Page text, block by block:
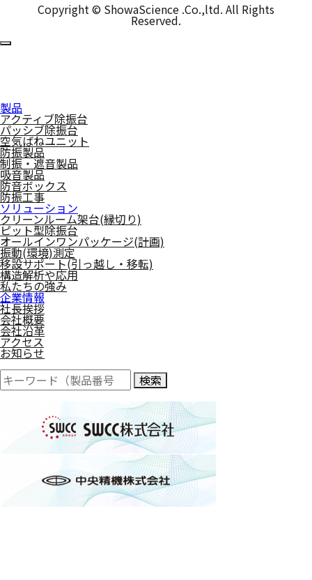
Copyright © ShowaScience .Co.,ltd. All Rights
Reserved.
製品
アクティブ除振台
パッシブ除振台
空気ばねユニット
防振製品
制振・遮音製品
吸音製品
防音ボックス
防振工事
ソリューション
クリーンルーム架台(縁切り)
ピット型除振台
オールインワンパッケージ(計画)
振動(環境)測定
移設サポート(引っ越し・移転)
構造解析や応用
私たちの強み
企業情報
社長挨拶
会社概要
会社沿革
アクセス
お知らせ
検索